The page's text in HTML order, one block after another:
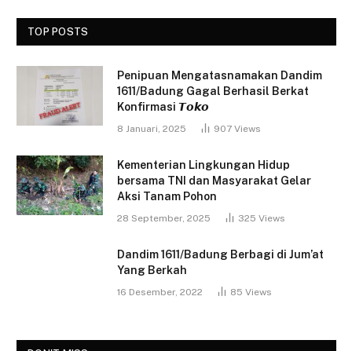
TOP POSTS
Penipuan Mengatasnamakan Dandim
1611/Badung Gagal Berhasil Berkat
Konfirmasi 𝙏𝙤𝙠𝙤
8 Januari, 2025 907 Views
Kementerian Lingkungan Hidup
bersama TNI dan Masyarakat Gelar
Aksi Tanam Pohon
28 September, 2025 325 Views
Dandim 1611/Badung Berbagi di Jum’at
Yang Berkah
16 Desember, 2022 85 Views